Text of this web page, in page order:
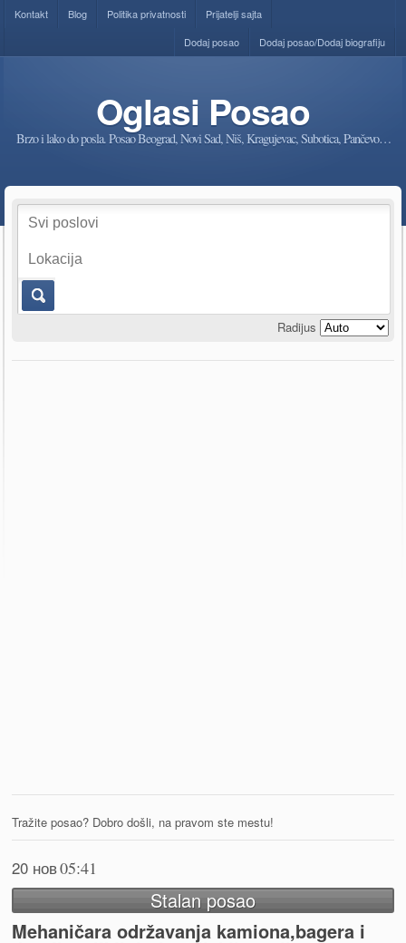
Kontakt Blog Politika privatnosti
Prijatelji sajta
Dodaj posao/Dodaj biografiju
Dodaj posao
Oglasi Posao
Brzo i lako do posla. Posao Beograd, Novi Sad, Niš, Kragujevac, Subotica, Pančevo…
Radijus
Tražite posao? Dobro došli, na pravom ste mestu!
20 нов05:41
Stalan posao
Mehaničara održavanja kamiona,bagera i